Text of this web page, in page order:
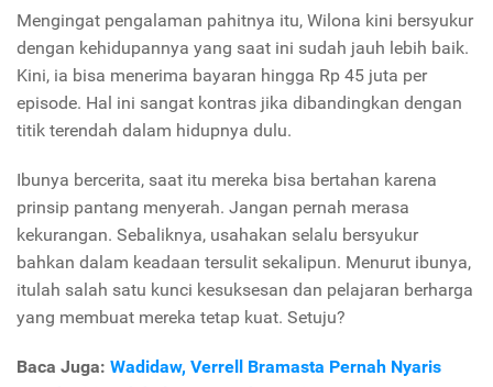
Mengingat pengalaman pahitnya itu, Wilona kini bersyukur
dengan kehidupannya yang saat ini sudah jauh lebih baik.
Kini, ia bisa menerima bayaran hingga Rp 45 juta per
episode. Hal ini sangat kontras jika dibandingkan dengan
titik terendah dalam hidupnya dulu.
Ibunya bercerita, saat itu mereka bisa bertahan karena
prinsip pantang menyerah. Jangan pernah merasa
kekurangan. Sebaliknya, usahakan selalu bersyukur
bahkan dalam keadaan tersulit sekalipun. Menurut ibunya,
itulah salah satu kunci kesuksesan dan pelajaran berharga
yang membuat mereka tetap kuat. Setuju?
Baca Juga: Wadidaw, Verrell Bramasta Pernah Nyaris